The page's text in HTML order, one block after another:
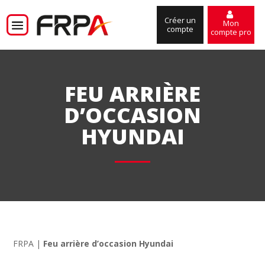
Créer un
compte
Mon
compte pro
FEU ARRIÈRE
D’OCCASION
HYUNDAI
FRPA | Feu arrière d’occasion Hyundai